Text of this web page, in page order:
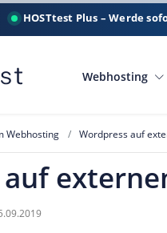
HOSTtest Plus – Werde
Webhosting
Webhosting Wordpress auf